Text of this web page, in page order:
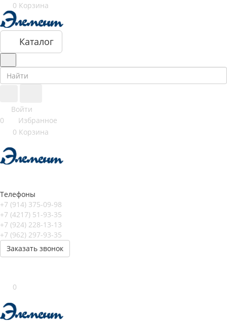
0 Корзина
Каталог
Войти
0
Избранное
0 Корзина
Телефоны
+7 (914) 375-09-98
+7 (4217) 51-93-35
+7 (924) 228-13-13
+7 (962) 297-93-35
Заказать звонок
0